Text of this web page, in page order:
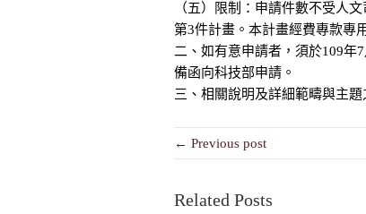
（五）限制：申請件數不受人
第3件計畫。本計畫經費專款專
二、如有意申請者，須於109年
備函向科技部申請。
三、相關說明及詳細範疇與主
← Previous post
Related Posts